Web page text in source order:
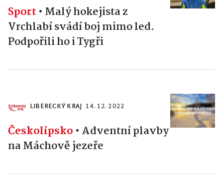
Sport • Malý hokejista z
Vrchlabí svádí boj mimo led.
Podpořili ho i Tygři
LIBERECKÝ KRAJ 14. 12. 2022
Českolipsko • Adventní plavby
na Máchově jezeře